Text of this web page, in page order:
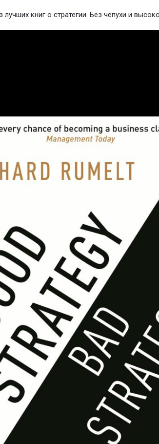
книг о стратегии. Без чепухи и